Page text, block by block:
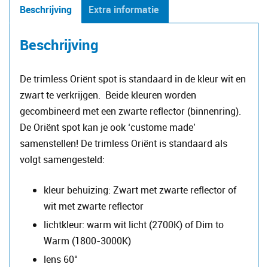
Beschrijving Extra informatie
Beschrijving
De trimless Oriënt spot is standaard in de kleur wit en
zwart te verkrijgen. Beide kleuren worden
gecombineerd met een zwarte reflector (binnenring).
De Oriënt spot kan je ook ‘custome made’
samenstellen! De trimless Oriënt is standaard als
volgt samengesteld:
kleur behuizing: Zwart met zwarte reflector of
wit met zwarte reflector
lichtkleur: warm wit licht (2700K) of Dim to
Warm (1800-3000K)
lens 60°